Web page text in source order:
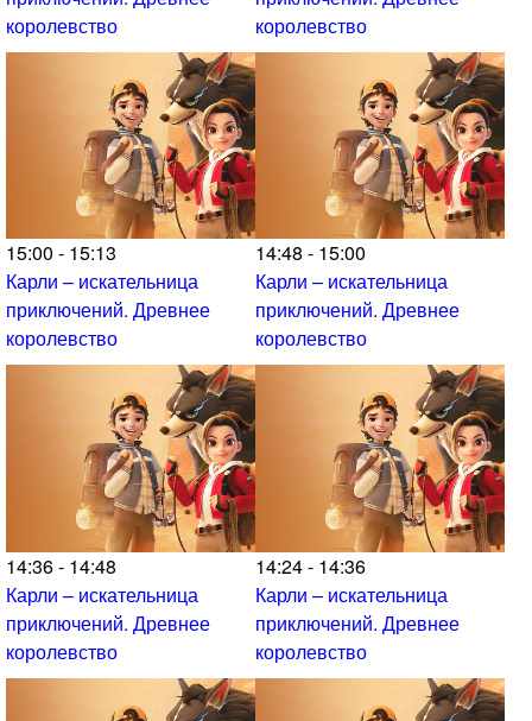
королевство
королевство
15:00 - 15:13
Карли – искательница
приключений. Древнее
королевство
14:48 - 15:00
Карли – искательница
приключений. Древнее
королевство
14:36 - 14:48
Карли – искательница
приключений. Древнее
королевство
14:24 - 14:36
Карли – искательница
приключений. Древнее
королевство